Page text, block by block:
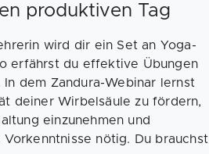
produktiven Tag
wird dir ein Set an Yoga-
erfährst du effektive Übungen
dem Zandura-Webinar lernst
deiner Wirbelsäule zu fördern,
einzunehmen und
nötig. Du brauchst